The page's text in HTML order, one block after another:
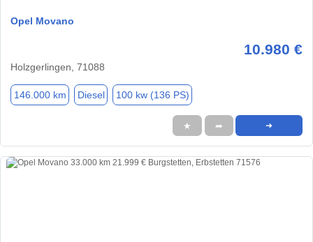
Opel Movano
10.980 €
Holzgerlingen, 71088
146.000 km Diesel 100 kw (136 PS)
★ ➦ ➜